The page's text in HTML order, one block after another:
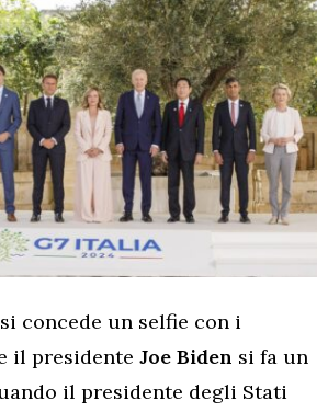
si concede un selfie con i
il presidente Joe Biden si fa un
il presidente degli Stati